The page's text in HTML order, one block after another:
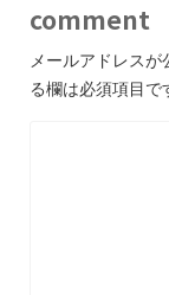
comment
メールアドレスが
る欄は必須項目で